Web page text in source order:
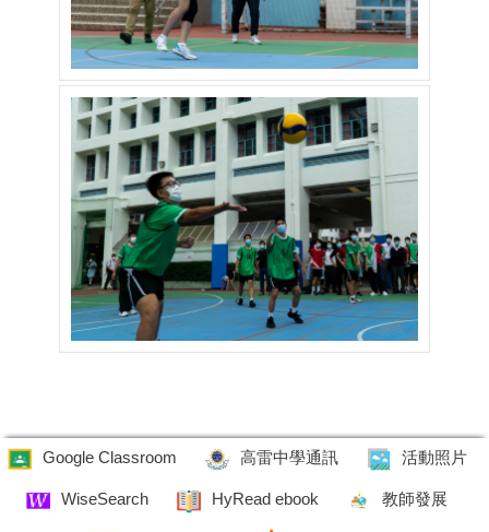
Google Classroom 高雷中學通訊 活動照片
WiseSearch HyRead ebook 教師發展